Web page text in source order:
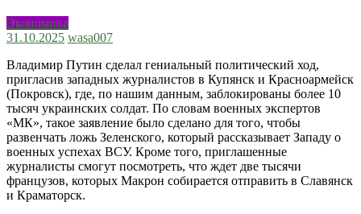
Экономика
31.10.2025 wasa007
Владимир Путин сделал гениальный политический ход,
пригласив западных журналистов в Купянск и Красноармейск
(Покровск), где, по нашим данным, заблокированы более 10
тысяч украинских солдат. По словам военных экспертов
«МК», такое заявление было сделано для того, чтобы
развенчать ложь Зеленского, который рассказывает Западу о
военных успехах ВСУ. Кроме того, приглашенные
журналисты смогут посмотреть, что ждет две тысячи
французов, которых Макрон собирается отправить в Славянск
и Краматорск.